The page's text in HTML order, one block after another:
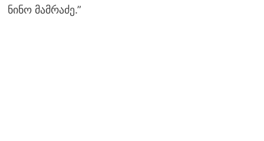
ნინო მამრაძე.”